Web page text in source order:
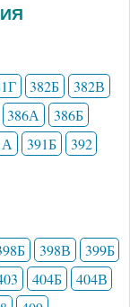
382Б
382В
386А
386Б
391Б
392
398В
399Б
404Б
404В